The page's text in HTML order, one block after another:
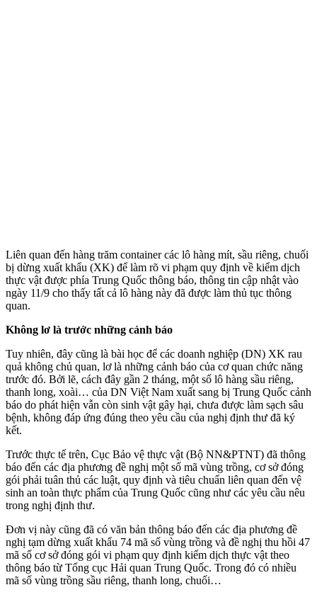
Liên quan đến hàng trăm container các lô hàng mít, sầu riêng, chuối
bị dừng xuất khẩu (XK) để làm rõ vi phạm quy định về kiểm dịch
thực vật được phía Trung Quốc thông báo, thông tin cập nhật vào
ngày 11/9 cho thấy tất cả lô hàng này đã được làm thủ tục thông
quan.
Không lơ là trước những cảnh báo
Tuy nhiên, đây cũng là bài học để các doanh nghiệp (DN) XK rau
quả không chủ quan, lơ là những cảnh báo của cơ quan chức năng
trước đó. Bởi lẽ, cách đây gần 2 tháng, một số lô hàng sầu riêng,
thanh long, xoài… của DN Việt Nam xuất sang bị Trung Quốc cảnh
báo do phát hiện vẫn còn sinh vật gây hại, chưa được làm sạch sâu
bệnh, không đáp ứng đúng theo yêu cầu của nghị định thư đã ký
kết.
Trước thực tế trên, Cục Bảo vệ thực vật (Bộ NN&PTNT) đã thông
báo đến các địa phương đề nghị một số mã vùng trồng, cơ sở đóng
gói phải tuân thủ các luật, quy định và tiêu chuẩn liên quan đến vệ
sinh an toàn thực phẩm của Trung Quốc cũng như các yêu cầu nêu
trong nghị định thư.
Đơn vị này cũng đã có văn bản thông báo đến các địa phương đề
nghị tạm dừng xuất khẩu 74 mã số vùng trồng và đề nghị thu hồi 47
mã số cơ sở đóng gói vi phạm quy định kiểm dịch thực vật theo
thông báo từ Tổng cục Hải quan Trung Quốc. Trong đó có nhiều
mã số vùng trồng sầu riêng, thanh long, chuối…